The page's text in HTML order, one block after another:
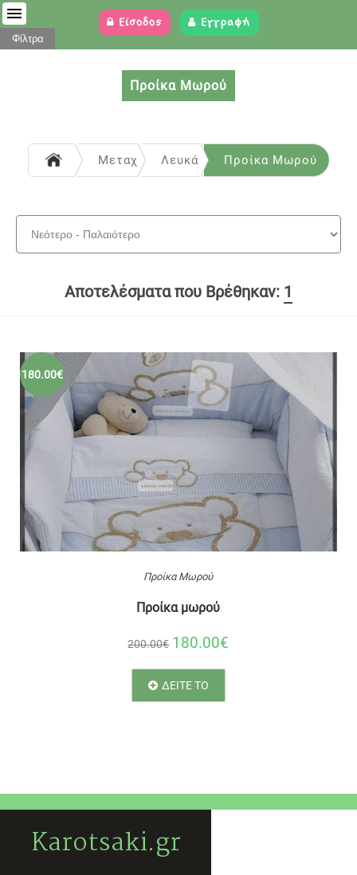
Είσοδος Εγγραφή
Φίλτρα
Προίκα Μωρού
ΜεταχειρισμέναΛευκά είδη - Προίκα μωρού
Προίκα Μωρού
Αποτελέσματα που Βρέθηκαν: 1
180.00€
Προίκα Μωρού
Προίκα μωρού
200.00€ 180.00€
ΔΕΙΤΕ ΤΟ
Karotsaki.gr